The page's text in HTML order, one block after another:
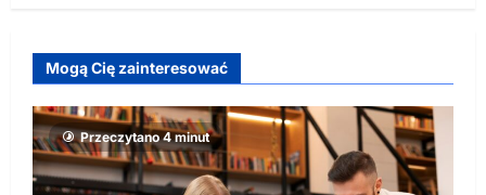
Mogą Cię zainteresować
Przeczytano 4 minut